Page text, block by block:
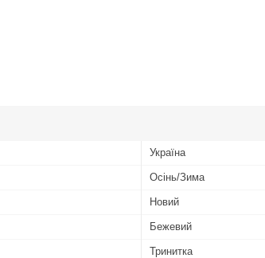
Україна
Осінь/Зима
Новий
Бежевий
Тринитка